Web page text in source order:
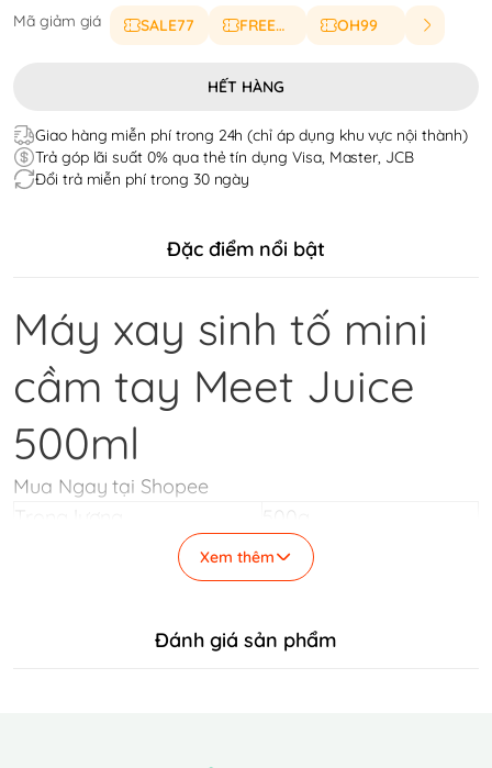
Mã giảm giá SALE77 FREESHIP OH99
HẾT HÀNG
Giao hàng miễn phí trong 24h (chỉ áp dụng khu vực nội thành)
Trả góp lãi suất 0% qua thẻ tín dụng Visa, Master, JCB
Đổi trả miễn phí trong 30 ngày
Đặc điểm nổi bật
Máy xay sinh tố mini
cầm tay Meet Juice
500ml
Mua Ngay tại Shopee
Trọng lượng
500g
1 tháng
Bảo hành nhà cung cấp
đi
Xem thêm
Đánh giá sản phẩm